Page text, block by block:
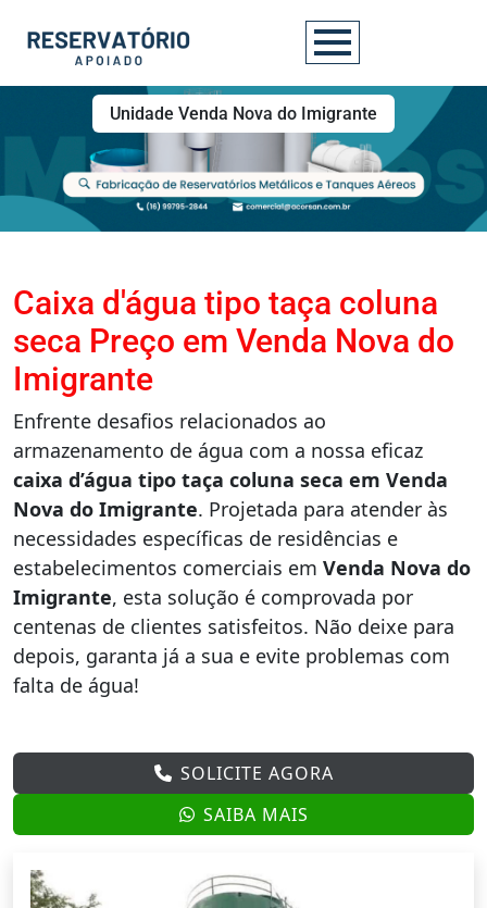
Unidade Venda Nova do Imigrante
Caixa d'água tipo taça coluna
seca Preço em Venda Nova do
Imigrante
Enfrente desafios relacionados ao
armazenamento de água com a nossa eficaz
caixa d’água tipo taça coluna seca em Venda
Nova do Imigrante. Projetada para atender às
necessidades específicas de residências e
estabelecimentos comerciais em Venda Nova do
Imigrante, esta solução é comprovada por
centenas de clientes satisfeitos. Não deixe para
depois, garanta já a sua e evite problemas com
falta de água!
SOLICITE AGORA
SAIBA MAIS